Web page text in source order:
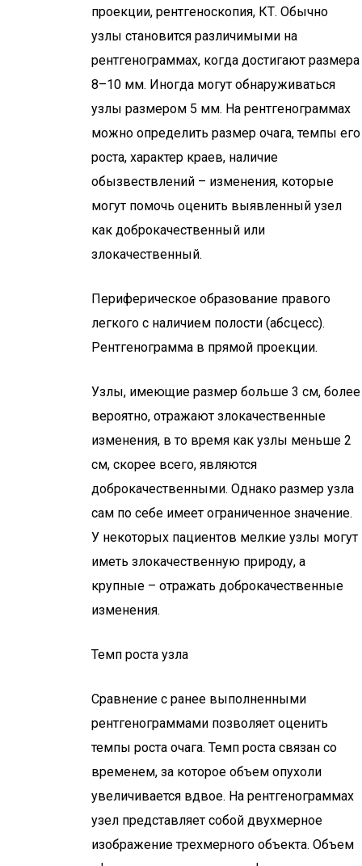
проекции, рентгеноскопия, КТ. Обычно
узлы становится различимыми на
рентгенограммах, когда достигают размера
8–10 мм. Иногда могут обнаруживаться
узлы размером 5 мм. На рентгенограммах
можно определить размер очага, темпы его
роста, характер краев, наличие
обызвествлений – изменения, которые
могут помочь оценить выявленный узел
как доброкачественный или
злокачественный.
Периферическое образование правого
легкого с наличием полости (абсцесс).
Рентгенограмма в прямой проекции.
Узлы, имеющие размер больше 3 см, более
вероятно, отражают злокачественные
изменения, в то время как узлы меньше 2
см, скорее всего, являются
доброкачественными. Однако размер узла
сам по себе имеет ограниченное значение.
У некоторых пациентов мелкие узлы могут
иметь злокачественную природу, а
крупные – отражать доброкачественные
изменения.
Темп роста узла
Сравнение с ранее выполненными
рентгенограммами позволяет оценить
темпы роста очага. Темп роста связан со
временем, за которое объем опухоли
увеличивается вдвое. На рентгенограммах
узел представляет собой двухмерное
изображение трехмерного объекта. Объем